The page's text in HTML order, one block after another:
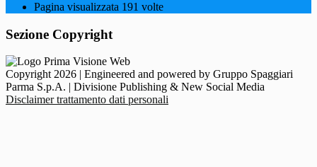
Pagina visualizzata 191 volte
Sezione Copyright
Copyright 2026 | Engineered and powered by Gruppo Spaggiari
Parma S.p.A. | Divisione Publishing & New Social Media
Disclaimer trattamento dati personali